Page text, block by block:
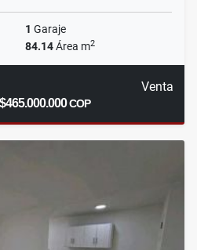
1 Garaje
84.14Área m2
Venta
$465.000.000COP